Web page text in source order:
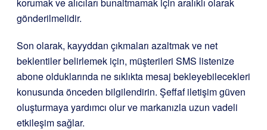
gönderilmelidir.
Son olarak, kayyddan çıkmaları azaltmak ve net
beklentiler belirlemek için, müşterileri SMS listenize
abone olduklarında ne sıklıkta mesaj bekleyebilecekleri
konusunda önceden bilgilendirin. Şeffaf iletişim güven
oluşturmaya yardımcı olur ve markanızla uzun vadeli
etkileşim sağlar.